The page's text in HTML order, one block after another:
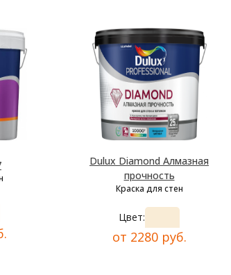
Dulux Diamond Алмазная
прочность
Краска для стен
Цвет:
от 2280 руб.